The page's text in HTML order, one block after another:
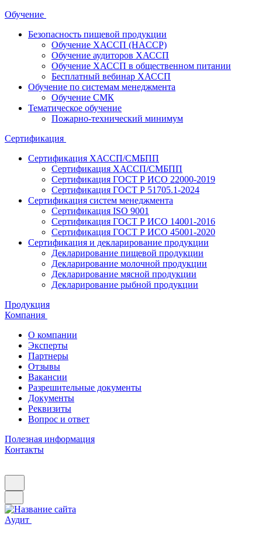
Обучение
Безопасность пищевой продукции
Обучение ХАССП (HACCP)
Обучение аудиторов ХАССП
Обучение ХАССП в общественном питании
Бесплатный вебинар ХАССП
Обучение по системам менеджмента
Обучение СМК
Тематическое обучение
Пожарно-технический минимум
Сертификация
Сертификация ХАССП/СМБПП
Сертификация ХАССП/СМБПП
Сертификация ГОСТ Р ИСО 22000-2019
Сертификация ГОСТ Р 51705.1-2024
Сертификация систем менеджмента
Сертификация ISO 9001
Сертификация ГОСТ Р ИСО 14001-2016
Сертификация ГОСТ Р ИСО 45001-2020
Сертификация и декларирование продукции
Декларирование пищевой продукции
Декларирование молочной продукции
Декларирование мясной продукции
Декларирование рыбной продукции
Продукция
Компания
О компании
Эксперты
Партнеры
Отзывы
Вакансии
Разрешительные документы
Документы
Реквизиты
Вопрос и ответ
Полезная информация
Контакты
Аудит